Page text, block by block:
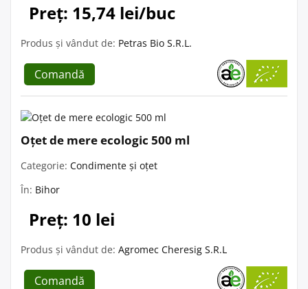
Preț: 15,74 lei/buc
Produs și vândut de: Petras Bio S.R.L.
Comandă
Oțet de mere ecologic 500 ml
Categorie: Condimente și oțet
În: Bihor
Preț: 10 lei
Produs și vândut de: Agromec Cheresig S.R.L
Comandă